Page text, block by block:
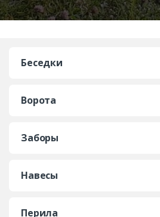
Беседки
Ворота
Заборы
Навесы
Перила